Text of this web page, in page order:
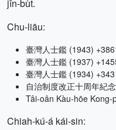
jîn-bu̍t.
Chu-liāu:
臺灣人士鑑 (1943)
臺灣人士鑑 (1937)
臺灣人士鑑 (1934)
自治制度改正十周年紀
Tâi-oân Kàu-hōe Kong-
Chiah-kú-á kái-sin: